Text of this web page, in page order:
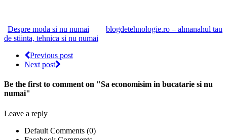
Despre moda si nu numai
blogdetehnologie.ro – almanahul tau
de stiinta, tehnica si nu numai
Previous post
Next post
Be the first to comment on "Sa economisim in bucatarie si nu
numai"
Leave a reply
Default Comments (0)